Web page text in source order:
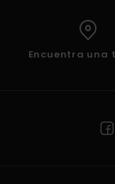
Encuentra una